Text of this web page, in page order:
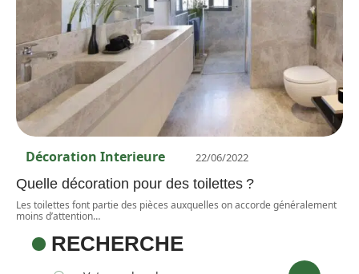
Décoration Interieure 22/06/2022
Quelle décoration pour des toilettes ?
Les toilettes font partie des pièces auxquelles on accorde généralement
moins d’attention…
RECHERCHE